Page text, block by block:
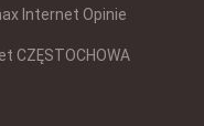
Internet Opinie
CZĘSTOCHOWA